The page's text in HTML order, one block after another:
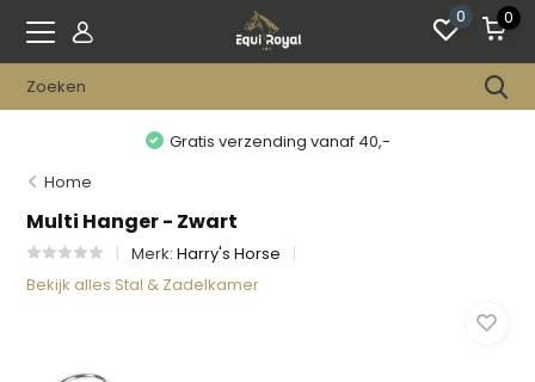
0 0
Gratis verzending vanaf 40,-
Home
Multi Hanger - Zwart
Merk:Harry's Horse
Bekijk alles Stal & Zadelkamer